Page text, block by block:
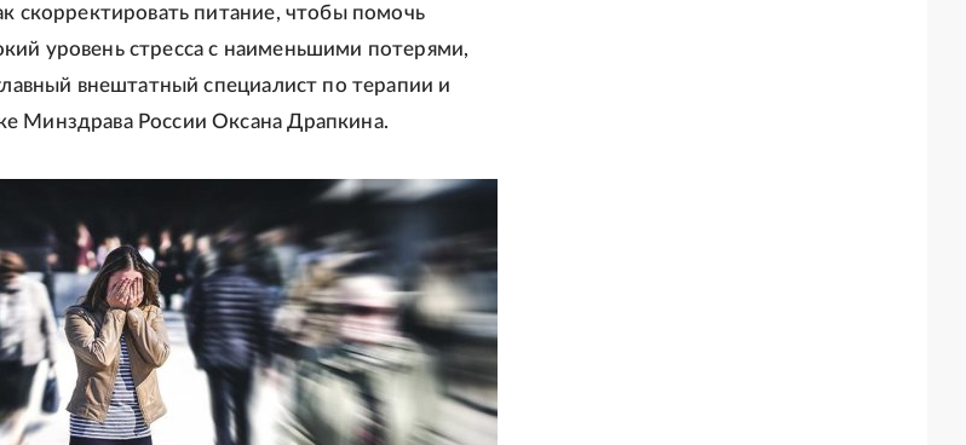
скорректировать питание, чтобы помочь
уровень стресса с наименьшими потерями,
внештатный специалист по терапии и
Минздрава России Оксана Драпкина.